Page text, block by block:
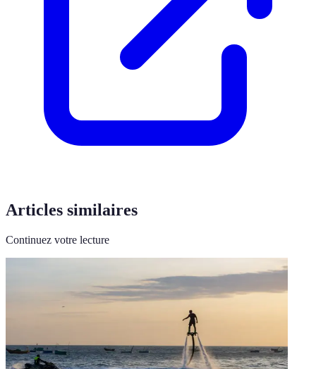
Articles similaires
Continuez votre lecture